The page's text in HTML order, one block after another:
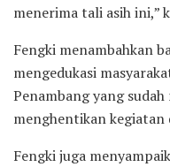
menerima tali asih ini,”
Fengki menambahkan
mengedukasi
Penambang yang
menghentikan kegiatan
Fengki juga